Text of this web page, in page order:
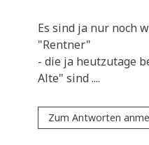
Es sind ja nur noch
"Rent­ner"
- die ja heut­zu­ta­ge
Alte" sind ....
Zum Antworten